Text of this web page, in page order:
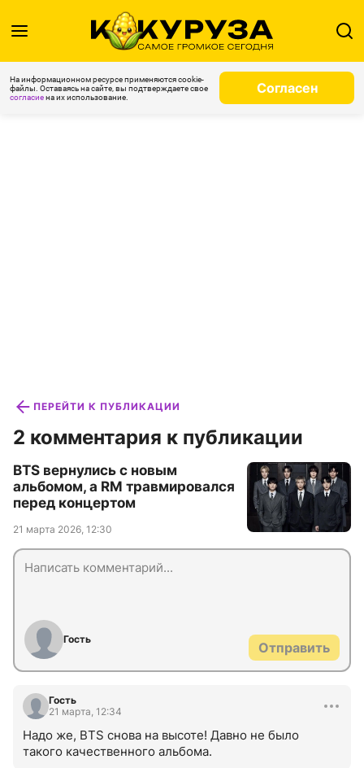
На информационном ресурсе применяются cookie-
файлы. Оставаясь на сайте, вы подтверждаете свое
согласиена их использование.
Согласен
ПЕРЕЙТИ К ПУБЛИКАЦИИ
2 комментария к публикации
BTS вернулись с новым
альбомом, а RM травмировался
перед концертом
21 марта 2026, 12:30
Гость
Отправить
Гость
21 марта, 12:34
Надо же, BTS снова на высоте! Давно не было
такого качественного альбома.